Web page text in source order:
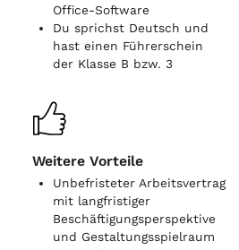
Office-Software
Du sprichst Deutsch und
hast einen Führerschein
der Klasse B bzw. 3
Weitere Vorteile
Unbefristeter Arbeitsvertrag
mit langfristiger
Beschäftigungsperspektive
und Gestaltungsspielraum